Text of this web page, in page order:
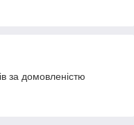
за домовленістю